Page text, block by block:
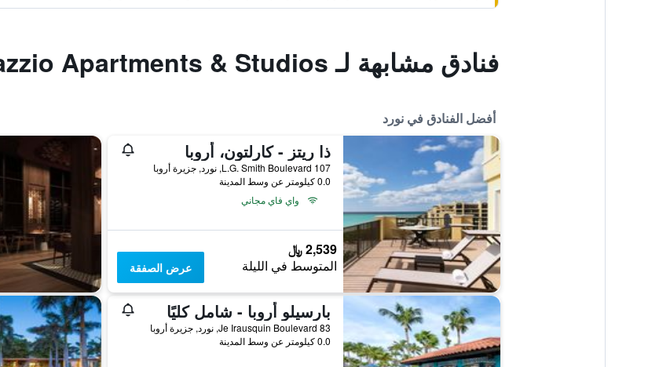
فنادق مشابهة لـ Palazzio Apartments & Studios
أفضل الفنادق في نورد
ذا ريتز - كارلتون، أروبا
L.G. Smith Boulevard 107, نورد, جزيرة أروبا
0.0 كيلومتر عن وسط المدينة
واي فاي مجاني
2,539 ﷼
المتوسط في الليلة عرض الصفقة
بارسيلو أروبا - شامل كليًا
Je Irausquin Boulevard 83, نورد, جزيرة أروبا
0.0 كيلومتر عن وسط المدينة